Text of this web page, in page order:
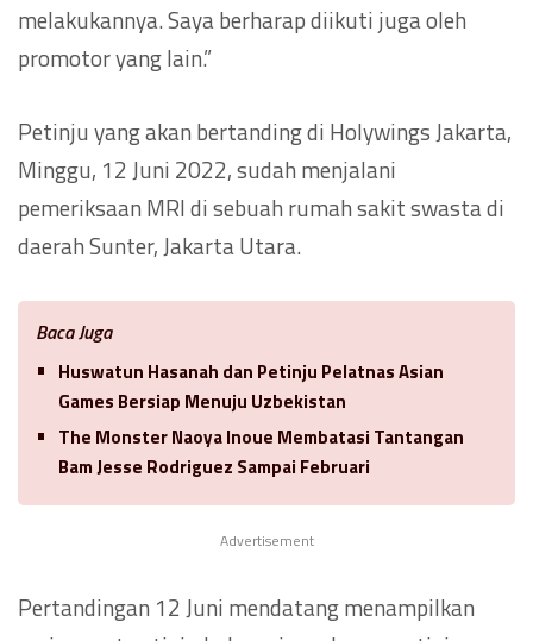
melakukannya. Saya berharap diikuti juga oleh
promotor yang lain.”
Petinju yang akan bertanding di Holywings Jakarta,
Minggu, 12 Juni 2022, sudah menjalani
pemeriksaan MRI di sebuah rumah sakit swasta di
daerah Sunter, Jakarta Utara.
Baca Juga
Huswatun Hasanah dan Petinju Pelatnas Asian
Games Bersiap Menuju Uzbekistan
The Monster Naoya Inoue Membatasi Tantangan
Bam Jesse Rodriguez Sampai Februari
Advertisement
Pertandingan 12 Juni mendatang menampilkan